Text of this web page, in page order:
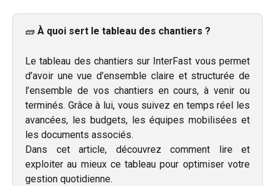
🧱 À quoi sert le tableau des chantiers ?
Le tableau des chantiers sur InterFast vous permet
d’avoir une vue d’ensemble claire et structurée de
l’ensemble de vos chantiers en cours, à venir ou
terminés. Grâce à lui, vous suivez en temps réel les
avancées, les budgets, les équipes mobilisées et
les documents associés.
Dans cet article, découvrez comment lire et
exploiter au mieux ce tableau pour optimiser votre
gestion quotidienne.